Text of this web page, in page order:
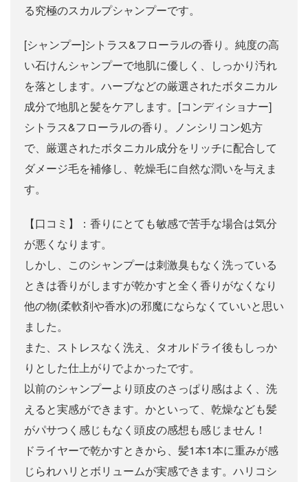
る究極のスカルプシャンプーです。
[シャンプー]シトラス&フローラルの香り。純度の高
い石けんシャンプーで地肌に優しく、しっかり汚れ
を落とします。ハーブなどの厳選されたボタニカル
成分で地肌と髪をケアします。[コンディショナー]
シトラス&フローラルの香り。ノンシリコン処方
で、厳選されたボタニカル成分をリッチに配合して
ダメージ毛を補修し、乾燥毛に自然な潤いを与えま
す。
【口コミ】：香りにとても敏感で苦手な場合は気分
が悪くなります。
しかし、このシャンプーは刺激臭もなく洗っている
ときは香りがしますが乾かすと全く香りがなくなり
他の物(柔軟剤や香水)の邪魔にならなくていいと思い
ました。
また、ストレスなく洗え、タオルドライ後もしっか
りとした仕上がりでよかったです。
以前のシャンプーより頭皮のさっぱり感はよく、洗
えると実感ができます。かといって、乾燥なども髪
がパサつく感じもなく頭皮の感想も感じません！
ドライヤーで乾かすときから、髪1本1本に重みが感
じられハリとボリュームが実感できます。ハリコシ